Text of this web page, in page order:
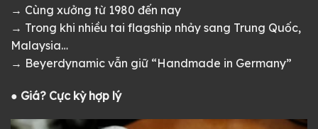
→ Cùng xưởng từ 1980 đến nay
→ Trong khi nhiều tai flagship nhảy sang Trung Quốc,
Malaysia…
→ Beyerdynamic vẫn giữ “Handmade in Germany”
● Giá? Cực kỳ hợp lý